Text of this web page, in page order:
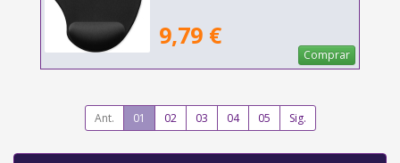
9,79 €
Comprar
Ant. 01 02 03 04 05 Sig.